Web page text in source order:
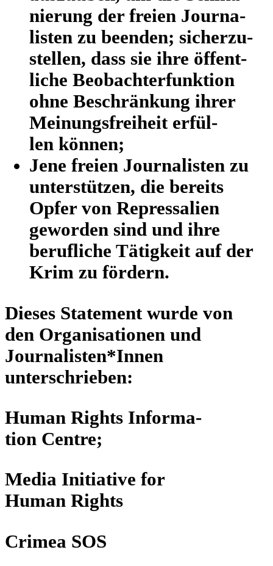
nie­rung der freien Jour­na­
lis­ten zu beenden; sicher­zu­
stel­len, dass sie ihre öffent­
li­che Beob­ach­t­er­funk­tion
ohne Beschrän­kung ihrer
Mei­nungs­frei­heit erfül­
len können;
Jene freien Jour­na­lis­ten zu
unter­stüt­zen, die bereits
Opfer von Repres­sa­lien
gewor­den sind und ihre
beruf­li­che Tätig­keit auf der
Krim zu fördern.
Dieses State­ment wurde von
den Orga­ni­sa­tio­nen und
Journalisten*Innen
unterschrieben:
Human Rights Infor­ma­
tion Centre;
Media Initia­tive for
Human Rights
Crimea SOS